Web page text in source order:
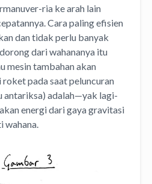
ria ke arah lain
Cara paling efisien
dan tidak perlu banyak
dari wahananya itu
mesin tambahan akan
pada saat peluncuran
antariksa) adalah—yak lagi-
energi dari gaya gravitasi
wahana.